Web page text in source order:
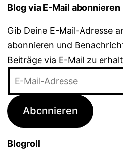
Blog via E-Mail abonnieren
Gib Deine E-Mail-Adresse
abonnieren und
Beiträge via E-Mail zu
Adresse
Abonnieren
Blogroll